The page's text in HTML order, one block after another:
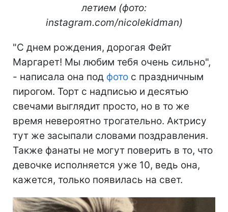
летием (фото:
instagram.com/nicolekidman)
"С днем рождения, дорогая Фейт
Маргарет! Мы любим тебя очень сильно",
- написала она под фото с праздничным
пирогом. Торт с надписью и десятью
свечами выглядит просто, но в то же
время невероятно трогательно. Актрису
тут же засыпали словами поздравления.
Также фанаты не могут поверить в то, что
девочке исполняется уже 10, ведь она,
кажется, только появилась на свет.